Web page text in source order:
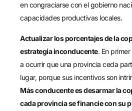
en congraciarse con el gobierno
capacidades productivas locales.
Actualizar los porcentajes de la
estrategia inconducente. En
a ocurrir que una provincia ceda
lugar, porque sus incentivos son
Más conducente es desarmar la
cada provincia se financie con su